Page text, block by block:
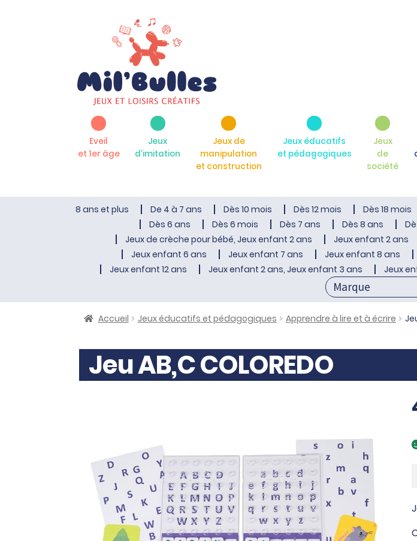
Eveil
et 1er âge
Jeux
d’imitation
Jeux de
manipulation
et construction
Jeux éducatifs
et pédagogiques
Jeux
de
société
8 ans et plus De 4 à 7 ans Dès 10 mois Dès 12 mois Dès 18 mois
Dès 6 ans
Dès 6 mois Dès 7 ans Dès 8 ans
Jeux de crèche pour bébé, Jeux enfant 2 ans
Jeux enfant 2 ans
Jeux enfant 6 ans
Jeux enfant 7 ans Jeux enfant 8 ans
Jeux enfant 12 ans
Jeux enfant 2 ans, Jeux enfant 3 ans Jeux
Accueil Jeux éducatifs et pédagogiques Apprendre à lire et à écrire
Jeu AB,C COLOREDO